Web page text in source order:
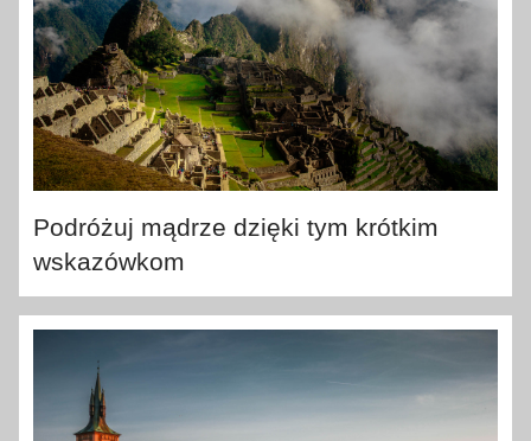
Podróżuj mądrze dzięki tym krótkim
wskazówkom